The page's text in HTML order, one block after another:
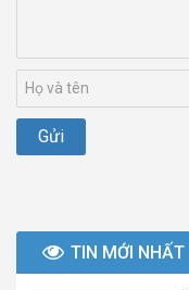
TIN MỚI NHẤT